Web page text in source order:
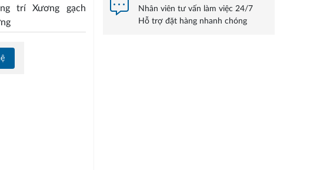
trí Xương gạch
Nhân viên tư vấn làm việc 24/7
Hỗ trợ đặt hàng nhanh chóng